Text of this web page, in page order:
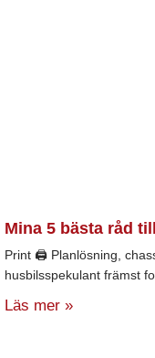
Mina 5 bästa råd
Print 🖨 Planlösning,
husbilsspekulant främst
Läs mer »